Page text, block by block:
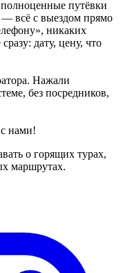
путёвки
всё с выездом прямо
никаких
дату, цену, что
Нажали
без посредников,
нами!
о горящих турах,
маршрутах.